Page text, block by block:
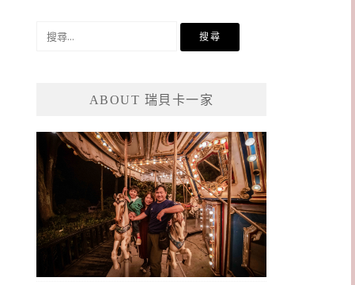
ABOUT 瑞貝卡一家